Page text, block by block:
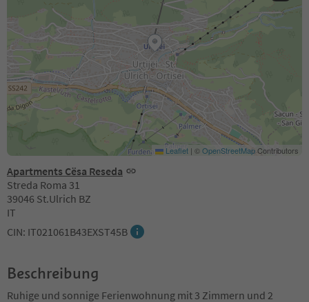
Apartments Cësa Reseda
Streda Roma 31
39046 St.Ulrich BZ
IT
CIN: IT021061B43EXST45B
Leaflet | ©OpenStreetMapContributors
Beschreibung
Ruhige und sonnige Ferienwohnung mit 3 Zimmern und 2